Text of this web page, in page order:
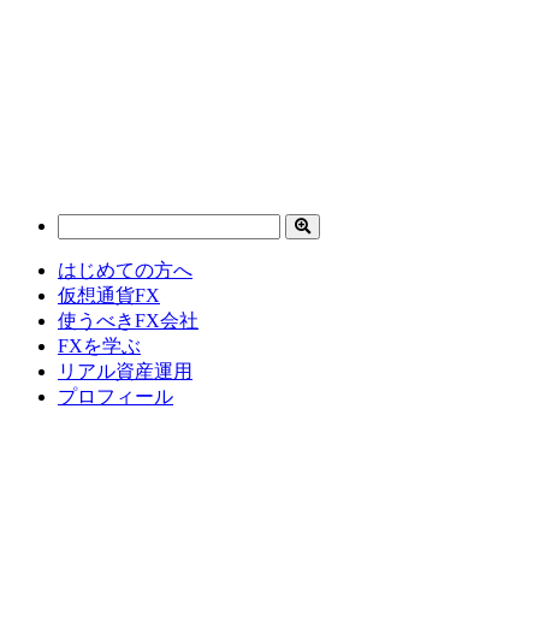
はじめての方へ
仮想通貨FX
使うべきFX会社
FXを学ぶ
リアル資産運用
プロフィール